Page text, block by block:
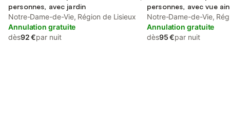
personnes, avec jardin
Notre-Dame-de-Vie, Région de Lisieux
Annulation gratuite
dès92 €par nuit
personnes, avec vue
jardin et terrasse
Notre-Dame-de-Vie,
Annulation gratuite
dès95 €par nuit